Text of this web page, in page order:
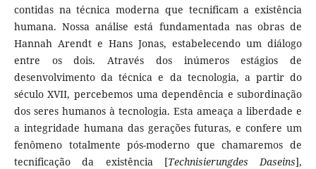
contidas na técnica moderna que tecnificam a existência
humana. Nossa análise está fundamentada nas obras de
Hannah Arendt e Hans Jonas, estabelecendo um diálogo
entre os dois. Através dos inúmeros estágios de
desenvolvimento da técnica e da tecnologia, a partir do
século XVII, percebemos uma dependência e subordinação
dos seres humanos à tecnologia. Esta ameaça a liberdade e
a integridade humana das gerações futuras, e confere um
fenômeno totalmente pós-moderno que chamaremos de
tecnificação da existência [Technisierungdes Daseins],